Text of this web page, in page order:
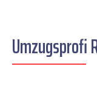
Umzugsprofi